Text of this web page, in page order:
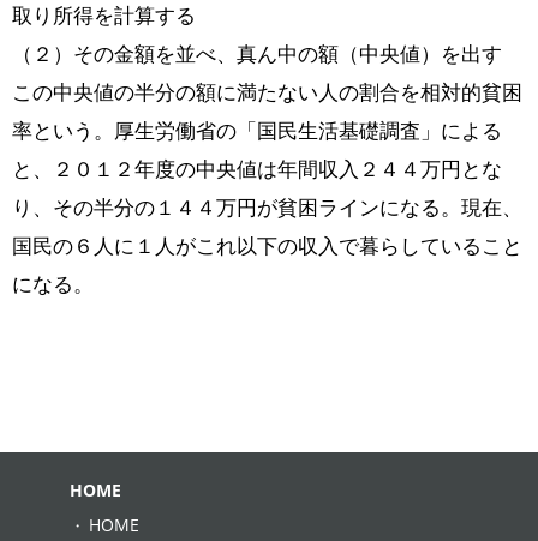
取り所得を計算する
（２）その金額を並べ、真ん中の額（中央値）を出す
この中央値の半分の額に満たない人の割合を相対的貧困
率という。厚生労働省の「国民生活基礎調査」による
と、２０１２年度の中央値は年間収入２４４万円とな
り、その半分の１４４万円が貧困ラインになる。現在、
国民の６人に１人がこれ以下の収入で暮らしていること
になる。
HOME
HOME